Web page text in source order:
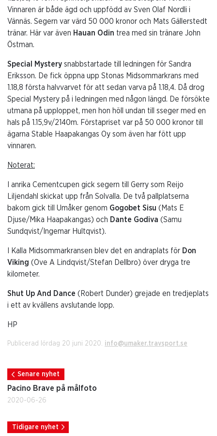
Vinnaren är både ägd och uppfödd av Sven Olaf Nordli i
Vännäs. Segern var värd 50 000 kronor och Mats Gällerstedt
tränar. Här var även Hauan Odin trea med sin tränare John
Östman.
Special Mystery snabbstartade till ledningen för Sandra
Eriksson. De fick öppna upp Stonas Midsommarkrans med
1.18,8 första halvvarvet för att sedan varva på 1.18,4. Då drog
Special Mystery på i ledningen med någon längd. De försökte
utmana på upploppet, men hon höll undan till sseger med en
hals på 1.15,9v/2140m. Förstapriset var på 50 000 kronor till
ägarna Stable Haapakangas Oy som även har fött upp
vinnaren.
Noterat:
I anrika Cementcupen gick segern till Gerry som Reijo
Liljendahl skickat upp från Solvalla. De två pallplatserna
bakom gick till Umåker genom Gogobet Sisu (Mats E
Djuse/Mika Haapakangas) och Dante Godiva (Samu
Sundqvist/Ingemar Hultqvist).
I Kalla Midsommarkransen blev det en andraplats för Don
Viking (Ove A Lindqvist/Stefan Dellbro) över dryga tre
kilometer.
Shut Up And Dance (Robert Dunder) grejade en tredjeplats
i ett av kvällens avslutande lopp.
HP
Publicerad lördag 20 juni 2020. info@umaker.travsport.se
Senare nyhet
Pacino Brave på målfoto
2020-06-26
Tidigare nyhet